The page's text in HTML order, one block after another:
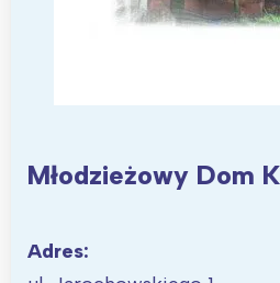
Młodzieżowy Dom
Adres: